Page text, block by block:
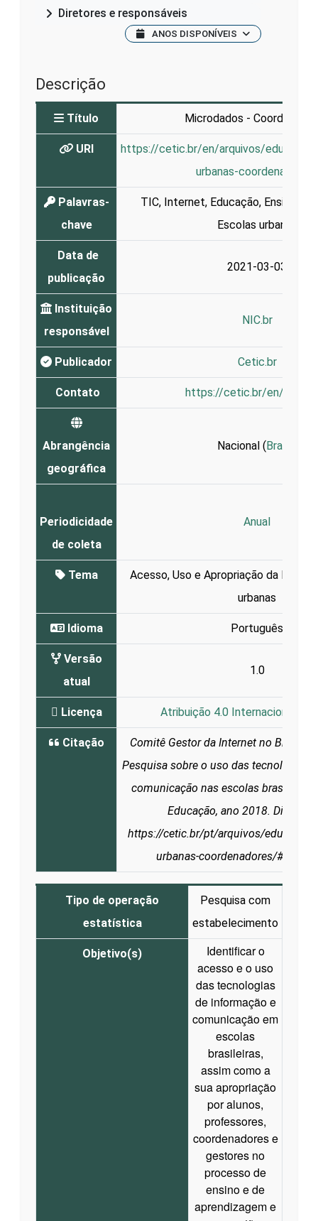
Diretores e responsáveis
ANOS DISPONÍVEIS
Descrição
Título Microdados -
URI
https://cetic.br/en/arquivos/
urbanas-coordenadores/
Palavras-
chave
TIC, Internet, Educação, Ensino
Escolas urbanas
Data de
publicação
2021-03-03
Instituição
responsável
NIC.br
Publicador Cetic.br
Contato https://cetic.br/en/
Abrangência
geográfica
Nacional (Brasil
Periodicidade
de coleta
Anual
Tema
Acesso, Uso e Apropriação da
urbanas
Idioma Português
Versão
atual
1.0
Licença Atribuição 4.0 Internacional (CC
Citação
Comitê Gestor da Internet no Brasil
Pesquisa sobre o uso das tecnologias
comunicação nas escolas brasileiras:
Educação, ano 2018.
https://cetic.br/pt/arquivos/
urbanas-coordenadores/
Tipo de operação
estatística
Pesquisa com
estabelecimento
Objetivo(s)
Identificar o
acesso e o uso
das tecnologias
de informação e
comunicação em
escolas
brasileiras,
assim como a
sua apropriação
por alunos,
professores,
coordenadores e
gestores no
processo de
ensino e de
aprendizagem e